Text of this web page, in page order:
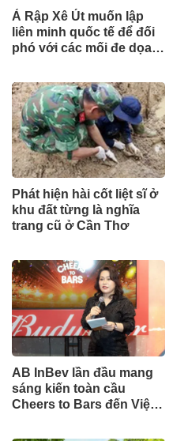
Ả Rập Xê Út muốn lập
liên minh quốc tế để đối
phó với các mối đe dọa
Phát hiện hài cốt liệt sĩ ở
khu đất từng là nghĩa
trang cũ ở Cần Thơ
AB InBev lần đầu mang
sáng kiến toàn cầu
Cheers to Bars đến Việt